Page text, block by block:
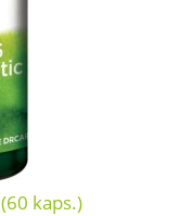
kaps.)